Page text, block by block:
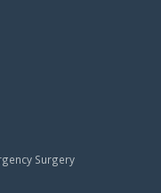
Surgery